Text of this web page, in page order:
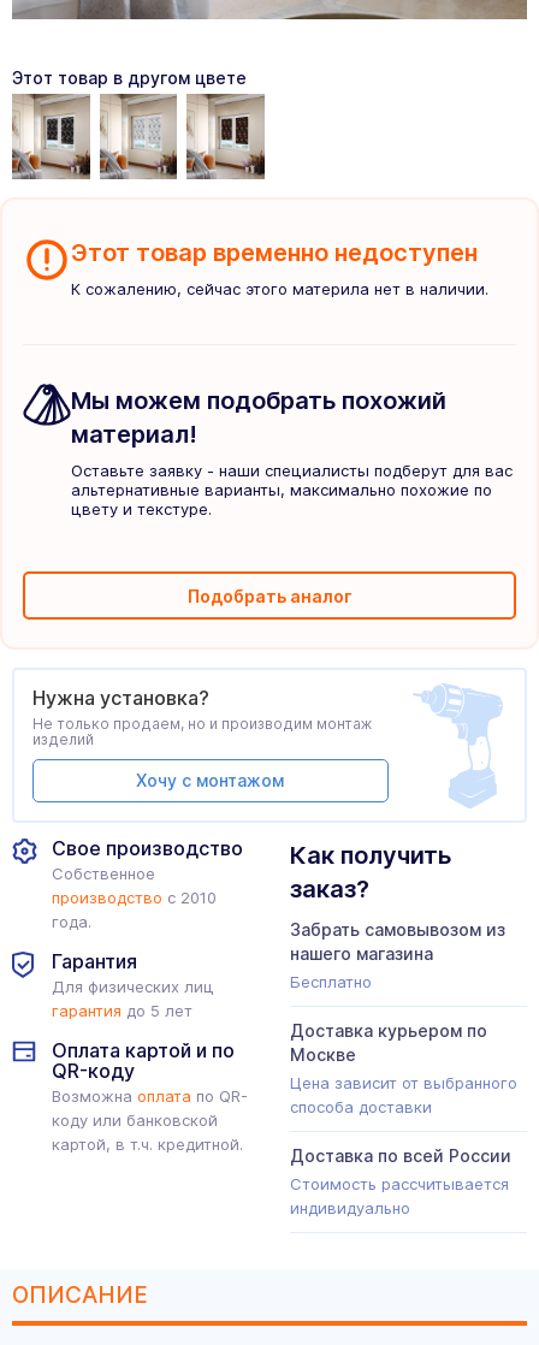
Этот товар в другом цвете
Этот товар временно недоступен
К сожалению, сейчас этого материла нет в наличии.
Мы можем подобрать похожий
материал!
Оставьте заявку - наши специалисты подберут для вас
альтернативные варианты, максимально похожие по
цвету и текстуре.
Подобрать аналог
Свое производство
Собственное
производство с 2010
года.
Гарантия
Для физических лиц
гарантия до 5 лет
Оплата картой и по
QR-коду
Возможна оплата по QR-
коду или банковской
картой, в т.ч. кредитной.
Как получить
заказ?
Забрать самовывозом из
нашего магазина
Бесплатно
Доставка курьером по
Москве
Цена зависит от выбранного
способа доставки
Доставка по всей России
Стоимость рассчитывается
индивидуально
Нужна установка?
Не только продаем, но и производим монтаж
изделий
Хочу с монтажом
ОПИСАНИЕ